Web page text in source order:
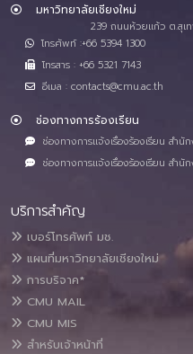
มหาวิทยาลัยเชียงใหม่
239 ถนนห้วยแก้ว ต.สุเ
โทรศัพท์ :+66 5394 1300
โทรสาร : +66 5321 7143
อีเมล : contacts@cmu.ac.th
ช่องทางการร้องเรียน
ช่องทางการแจ้งเรื่องร้องเรียน สำนั
ช่องทางการแจ้งเรื่องร้องเรียน สำนั
บริการสำคัญ
เบอร์โทรศัพท์ มช.
แผนที่มหาวิทยาลัยเชียงใหม่
การบริจาค*
CMU MAIL
CMU MIS
สำหรับเจ้าหน้าที่